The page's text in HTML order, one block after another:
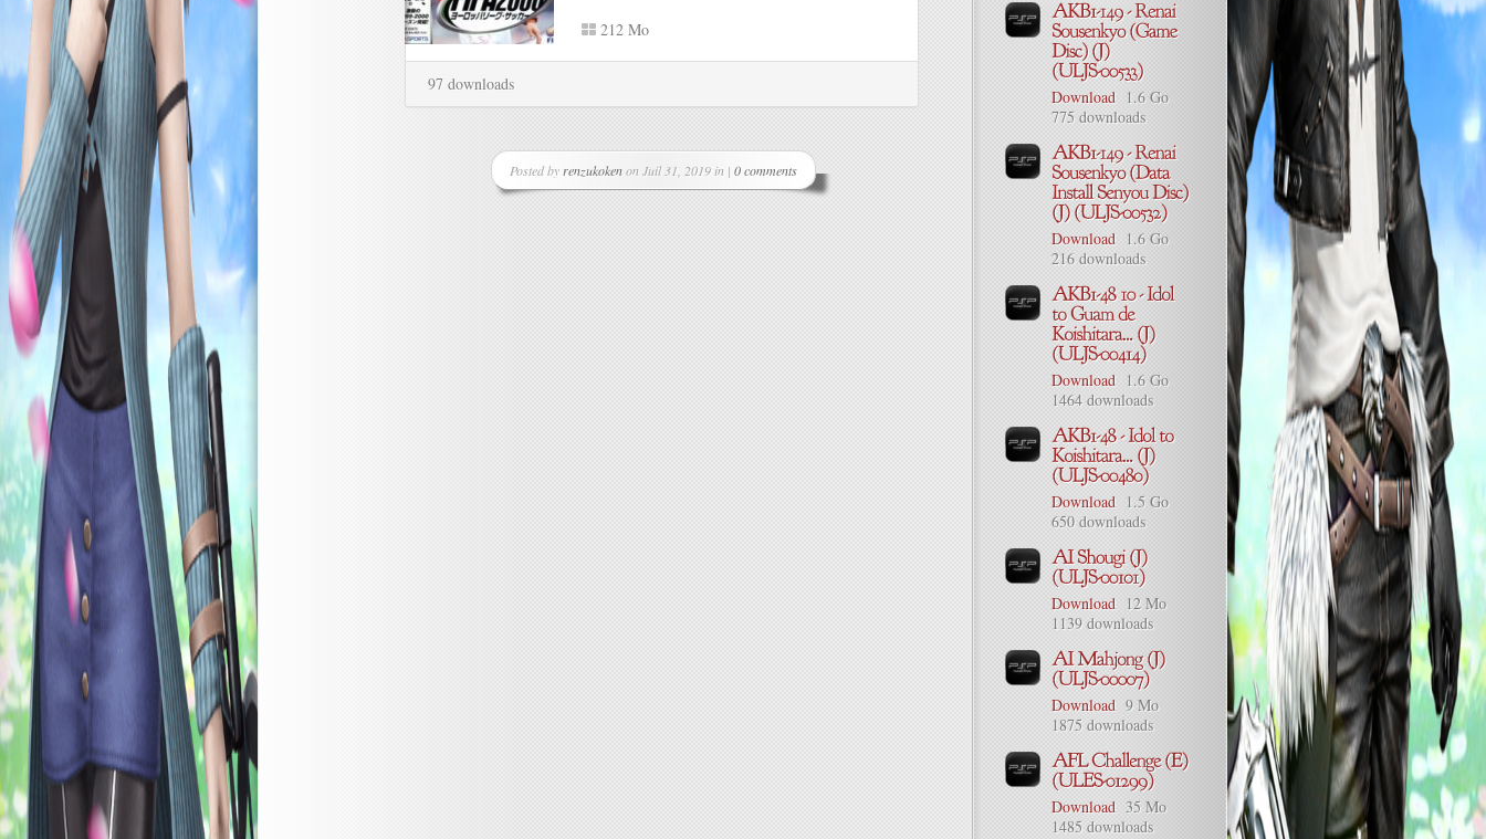
212 Mo
97 downloads
Posted by renzukokenon Juil 31, 2019 in | 0 comments
Download 1.6 Go
775 downloads
Download 1.6 Go
216 downloads
Download 1.6 Go
1464 downloads
Download 1.5 Go
650 downloads
Download 12 Mo
1139 downloads
Download 9 Mo
1875 downloads
Download 35 Mo
1485 downloads